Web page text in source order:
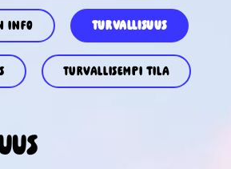
info Turvallisuus
Turvallisempi tila